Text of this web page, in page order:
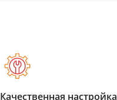
Качественная настройка